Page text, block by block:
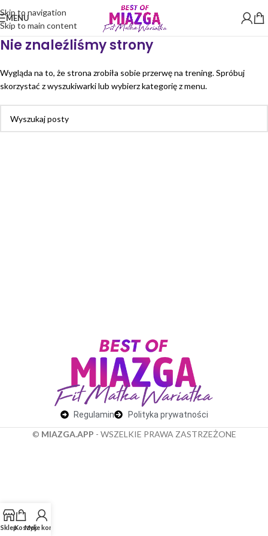
Skip to navigation
Skip to main content
MENU
Nie znaleźliśmy strony
Wygląda na to, że strona zrobiła sobie przerwę na trening. Spróbuj
skorzystać z wyszukiwarki lub wybierz kategorię z menu.
Regulamin Polityka prywatności
© MIAZGA.APP - WSZELKIE PRAWA ZASTRZEŻONE
SklepKoszykMoje konto